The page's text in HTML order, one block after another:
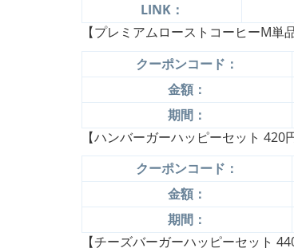
LINK：
【プレミアムローストコーヒーM単
クーポンコード：
金額：
期間：
【ハンバーガーハッピーセット 420円
クーポンコード：
金額：
期間：
【チーズバーガーハッピーセット